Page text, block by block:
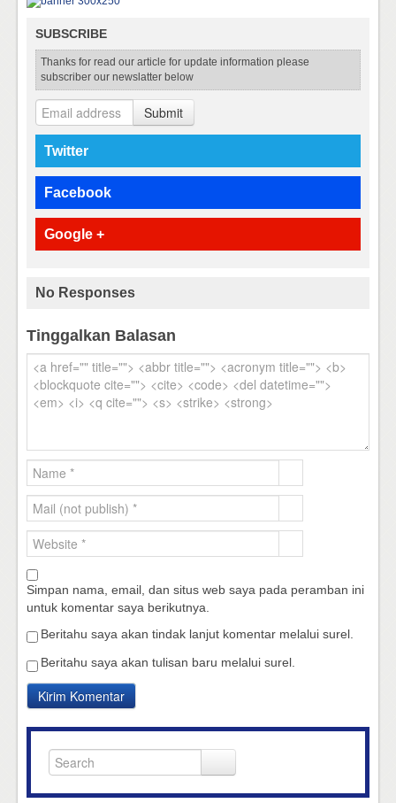
SUBSCRIBE
Thanks for read our article for update information please
subscriber our newslatter below
Submit
Twitter
Facebook
Google +
No Responses
Tinggalkan Balasan
Simpan nama, email, dan situs web saya pada peramban ini
untuk komentar saya berikutnya.
Beritahu saya akan tindak lanjut komentar melalui surel.
Beritahu saya akan tulisan baru melalui surel.